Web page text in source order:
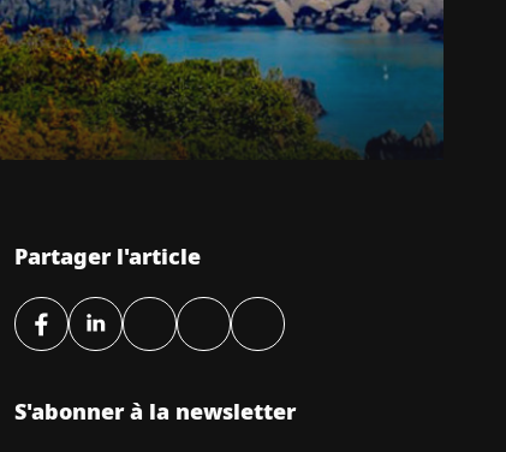
Partager l'article
S'abonner à la newsletter